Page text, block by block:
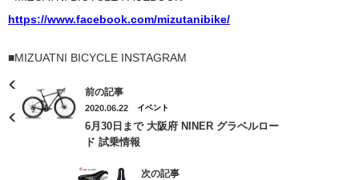
https://www.facebook.com/mizutanibike/
■MIZUATNI BICYCLE INSTAGRAM
前の記事
2020.06.22 イベント
6月30日まで 大阪府 NINER グラベルロー
ド 試乗情報
次の記事